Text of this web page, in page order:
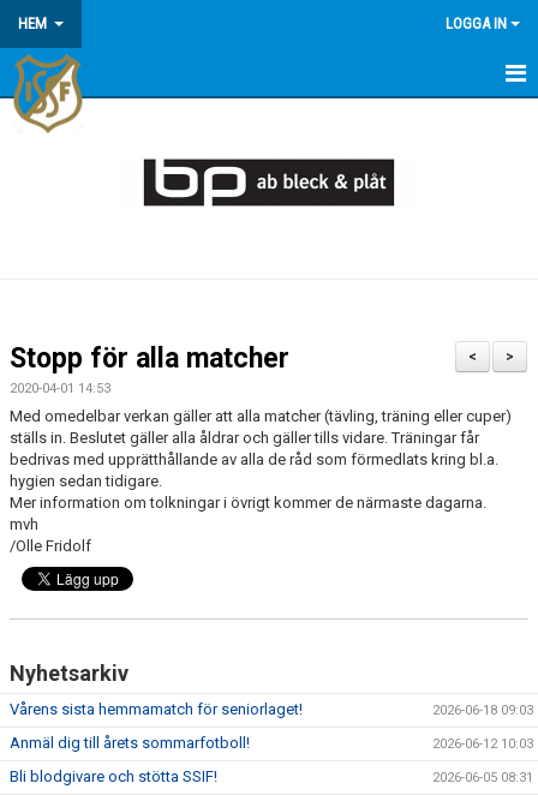
HEM LOGGA IN
HEM
ÅRSÖVERSIKT
>
<
Stopp för alla matcher
2020-04-01 14:53
Med omedelbar verkan gäller att alla matcher (tävling, träning eller cuper)
ställs in. Beslutet gäller alla åldrar och gäller tills vidare. Träningar får
bedrivas med upprätthållande av alla de råd som förmedlats kring bl.a.
hygien sedan tidigare.
Mer information om tolkningar i övrigt kommer de närmaste dagarna.
mvh
/Olle Fridolf
Nyhetsarkiv
Vårens sista hemmamatch för seniorlaget! 2026-06-18 09:03
Anmäl dig till årets sommarfotboll! 2026-06-12 10:03
Bli blodgivare och stötta SSIF! 2026-06-05 08:31